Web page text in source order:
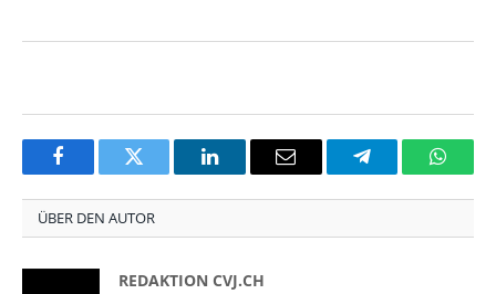
FacebookTwitter LinkedInEmail Telegram
ÜBER DEN AUTOR
REDAKTION CVJ.CH